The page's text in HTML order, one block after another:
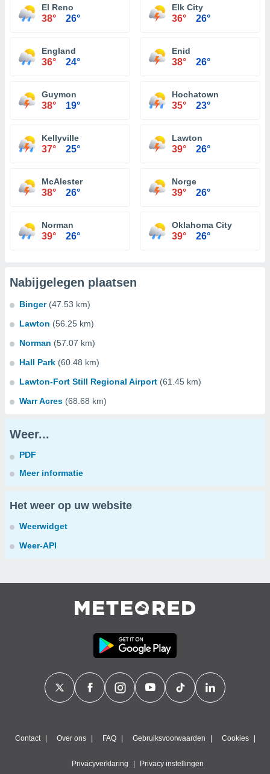
El Reno
38° 26°
Elk City
36° 26°
England
36° 24°
Enid
38° 26°
Guymon
38° 19°
Hochatown
35° 23°
Kellyville
37° 25°
Lawton
39° 26°
McAlester
38° 26°
Norge
39° 26°
Norman
39° 26°
Oklahoma City
39° 26°
Nabijgelegen plaatsen
Binger (47.53 km)
Lawton (56.25 km)
Norman (57.07 km)
Hall Park (60.48 km)
Lawton-Fort Still Regional Airport (61.45 km)
Warr Acres (68.68 km)
Weer...
PDF
Meer informatie
Het weer op uw website
Weerwidget
Weer-API
Contact Over ons FAQ Gebruiksvoorwaarden Cookies
Privacyverklaring Privacy instellingen